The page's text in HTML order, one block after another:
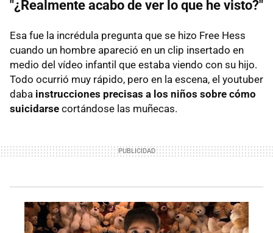
"¿Realmente acabo de ver lo que he visto?"
Esa fue la incrédula pregunta que se hizo Free Hess
cuando un hombre apareció en un clip insertado en
medio del vídeo infantil que estaba viendo con su hijo.
Todo ocurrió muy rápido, pero en la escena, el youtuber
daba instrucciones precisas a los niños sobre cómo
suicidarse cortándose las muñecas.